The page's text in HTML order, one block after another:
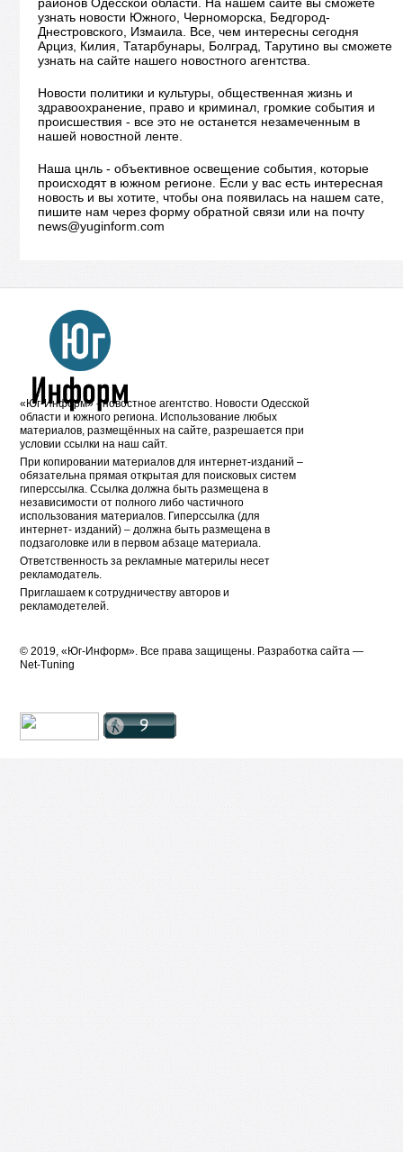
узнать новости Южного, Черноморска, Бедгород-
Днестровского, Измаила. Все, чем интересны сегодня
Арциз, Килия, Татарбунары, Болград, Тарутино вы сможете
узнать на сайте нашего новостного агентства.
Новости политики и культуры, общественная жизнь и
здравоохранение, право и криминал, громкие события и
происшествия - все это не останется незамеченным в
нашей новостной ленте.
Наша цнль - объективное освещение события, которые
происходят в южном регионе. Если у вас есть интересная
новость и вы хотите, чтобы она появилась на нашем сате,
пишите нам через форму обратной связи или на почту
news@yuginform.com
«Юг-Информ» - новостное агентство. Новости Одесской
области и южного региона. Использование любых
материалов, размещённых на сайте, разрешается при
условии ссылки на наш сайт.
При копировании материалов для интернет-изданий –
обязательна прямая открытая для поисковых систем
гиперссылка. Ссылка должна быть размещена в
независимости от полного либо частичного
использования материалов. Гиперссылка (для
интернет- изданий) – должна быть размещена в
подзаголовке или в первом абзаце материала.
Ответственность за рекламные материлы несет
рекламодатель.
Приглашаем к сотрудничеству авторов и
рекламодетелей.
© 2019, «Юг-Информ». Все права защищены. Разработка cайта —
Net-Tuning